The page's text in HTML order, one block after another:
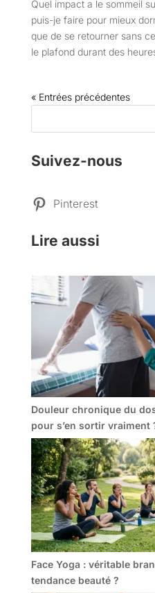
Quel impact a le sommeil
puis-je faire pour mieux
que de se retourner sans
le plafond durant des
« Entrées précédentes
Suivez-nous
Pinterest
Lire aussi
Douleur chronique du
pour s’en sortir vraiment
Face Yoga : véritable
tendance beauté ?